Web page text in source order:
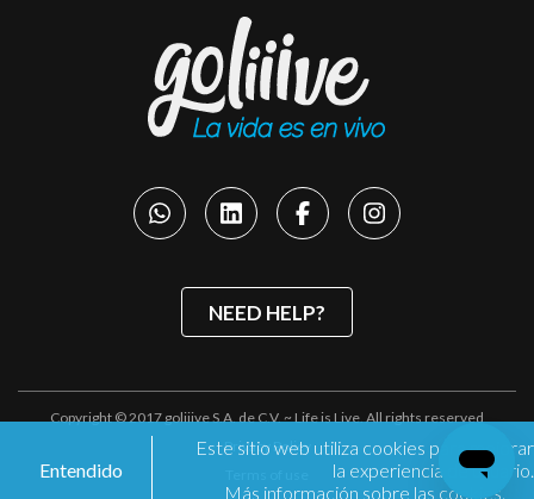
NEED HELP?
Copyright © 2017 goliiive S.A. de C.V. ~ Life is Live. All rights reserved
Privacy Policy
Entendido
Este sitio web utiliza cookies para mejorar
la experiencia de usuario.
Más información sobre las cookies.